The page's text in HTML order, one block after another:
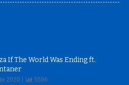
If The World Was Ending ft.
2020 | 5596